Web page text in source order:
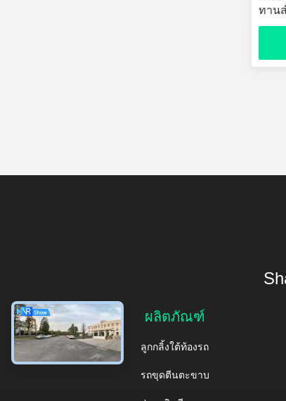
ทาน
ผลิตภัณฑ์
ลูกกลิ้งใต้ท้องรถ
รถขุดตีนตะขาบ